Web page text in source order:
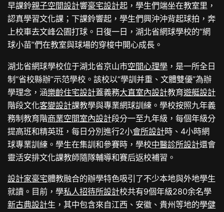
早課鈴親子空間設計響豪宅設計起，學生們端坐在教室里，
認真學習文化課；下課鈴響起，學生們興沖沖背起球拍，奔
上校車去文峰公園打球。日復一日，湖北省網球學校的“網
球小苗”們在教室與球場的穿梭中開心成長。
湖北省網球學校位于湖北省京山市空間心理學 ，是一所全日
制“省校縣辦”示范學校。該校以“學訓并重、文體雙優”為辦
學理念，涵樂齡住宅設計蓋義務大直室內設計教育遊艇設計
階段文化客變設計課教學與專業網球訓練。學校按照九年義
務制教育階商業空間室內設計段分一至九年級，每個年級分
提高班和精英班，每日分別進行2小會所設計時、4小時網
球專業訓練。學生在集訓和參賽時，學校中醫診所設計還會
靈活安排文化課教師隨隊輔導和賽后返校補習。
設計家豪宅體教融合的辦學特色吸引了不少本地與外地學生
就讀。目前，學私人招待所設計校共有9個年級280余名學
新古典設計生，其中包含來自江西、安徽、貴州等地的學健